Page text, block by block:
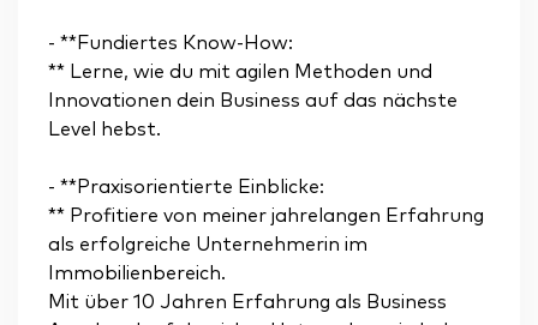
- **Fundiertes Know-How:
** Lerne, wie du mit agilen Methoden und
Innovationen dein Business auf das nächste
Level hebst.
- **Praxisorientierte Einblicke:
** Profitiere von meiner jahrelangen Erfahrung
als erfolgreiche Unternehmerin im
Immobilienbereich.
Mit über 10 Jahren Erfahrung als Business